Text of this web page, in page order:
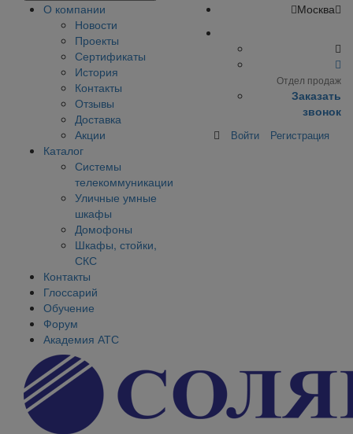
О компании
Новости
Проекты
Сертификаты
История
Контакты
Отзывы
Доставка
Акции
Каталог
Системы
телекоммуникации
Уличные умные
шкафы
Домофоны
Шкафы, стойки,
СКС
Контакты
Глоссарий
Обучение
Форум
Академия АТС
Москва
Отдел продаж
Заказать
звонок
Войти Регистрация